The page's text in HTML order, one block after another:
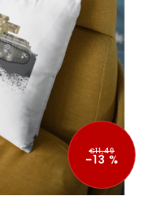
€11,49
–13 %